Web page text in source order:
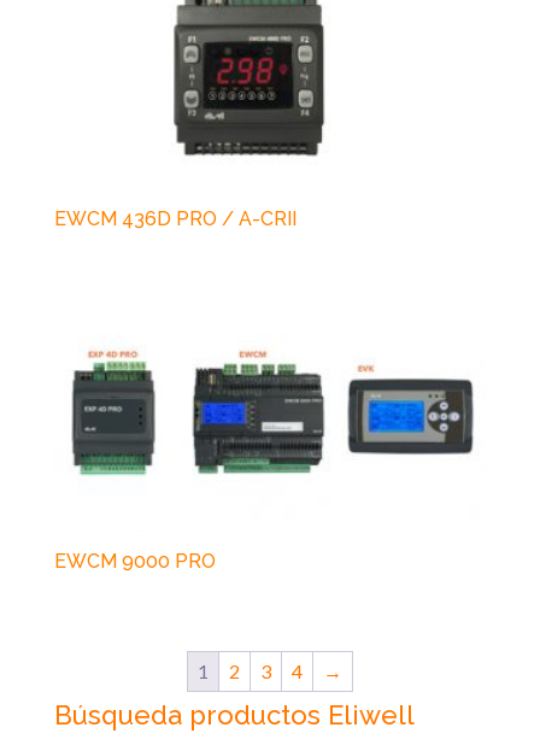
EWCM 436D PRO / A-CRII
EWCM 9000 PRO
1 2 3 4 →
Búsqueda productos Eliwell